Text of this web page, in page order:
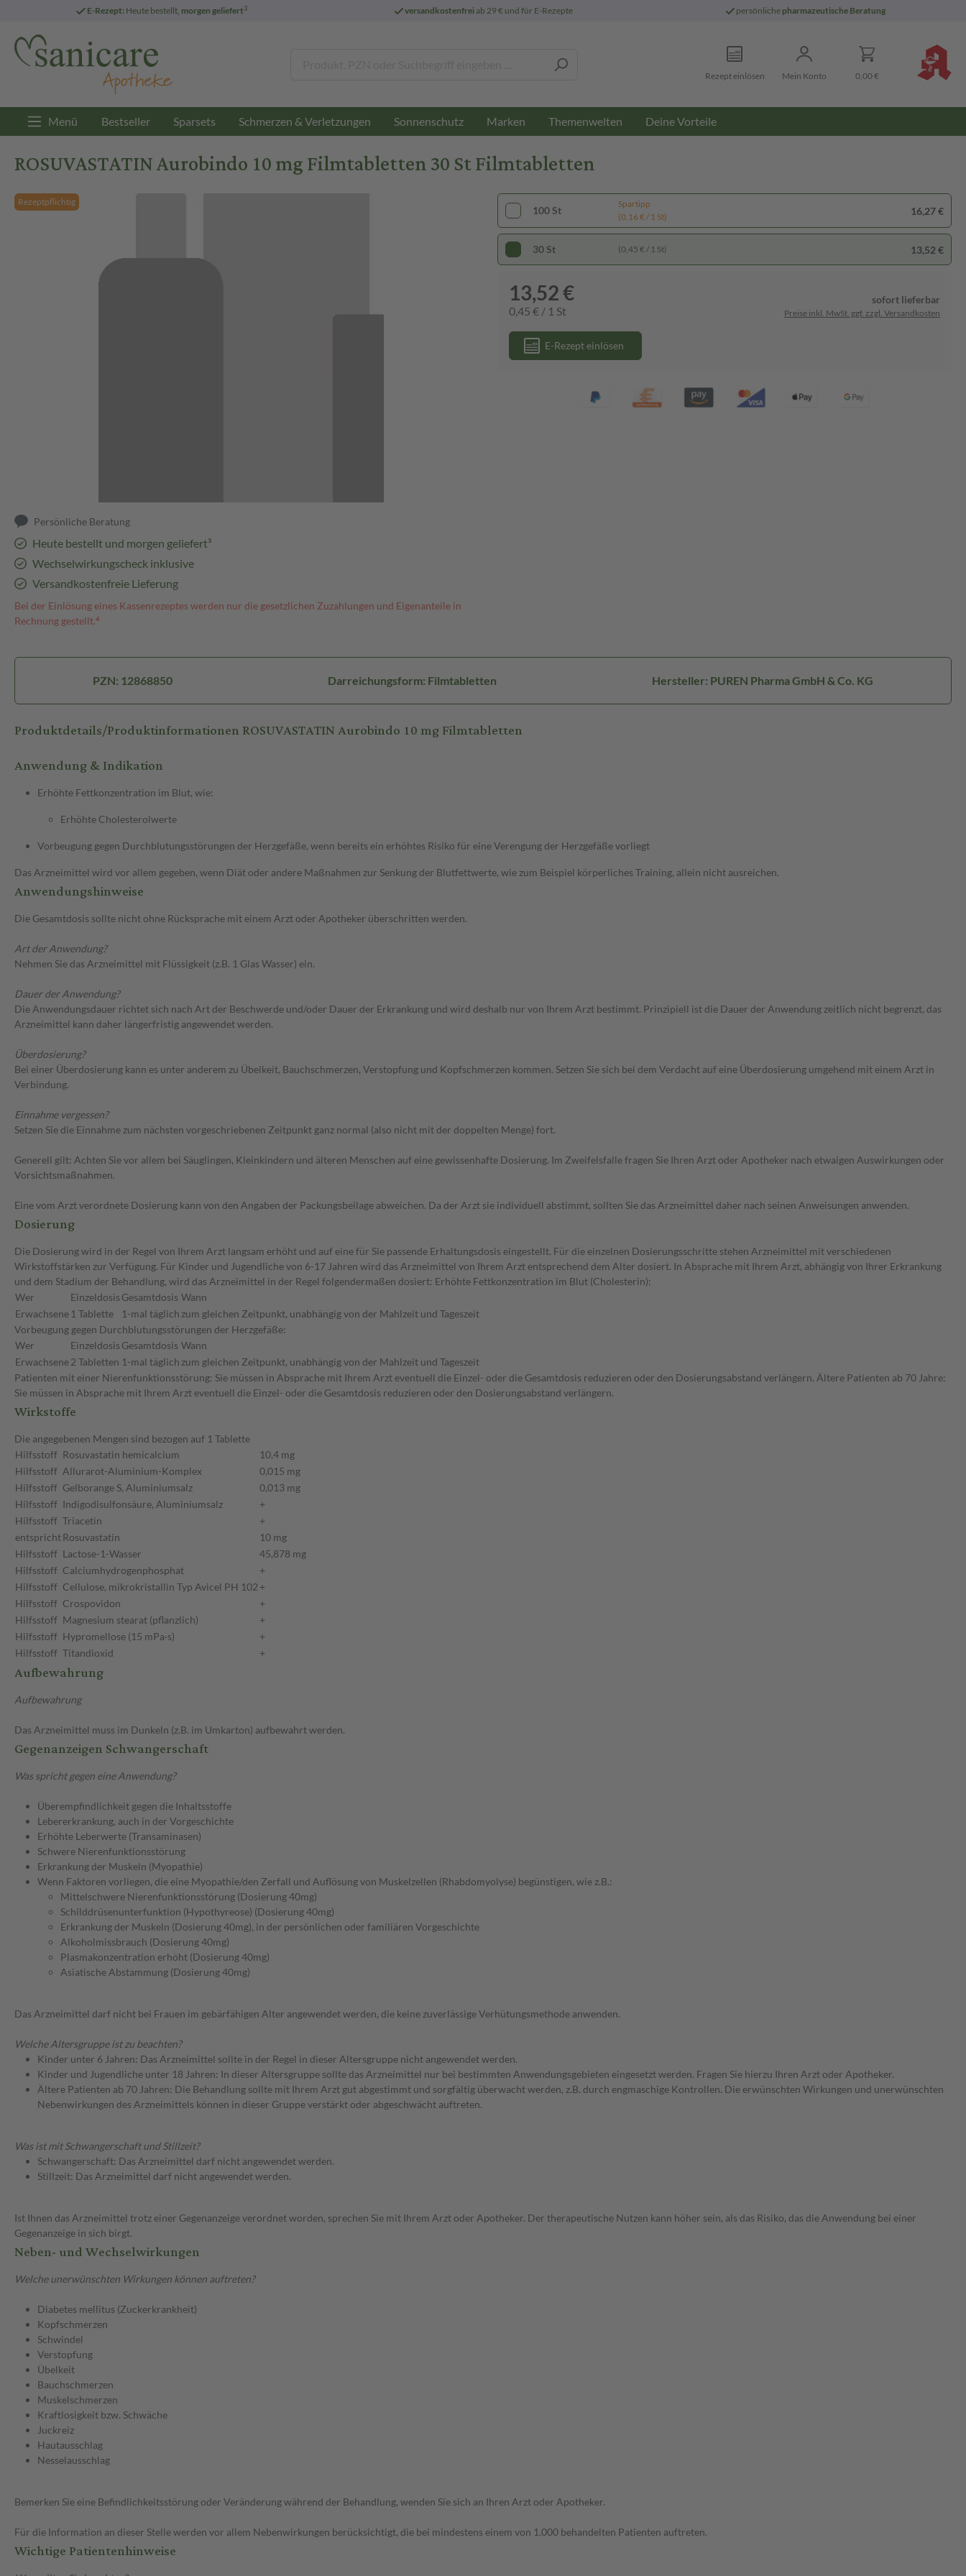
E-Rezept: Heute bestellt, morgen geliefert3 versandkostenfreiab 29 € und für E-Rezepte persönliche pharmazeutische Beratung
Rezept einlösen Mein Konto 0,00 €
Menü Bestseller Sparsets Schmerzen & Verletzungen Sonnenschutz Marken Themenwelten Deine Vorteile
ROSUVASTATIN Aurobindo 10 mg Filmtabletten 30 St Filmtabletten
Rezeptpflichtig
Persönliche Beratung
Heute bestellt und morgen geliefert³
Wechselwirkungscheck inklusive
Versandkostenfreie Lieferung
Bei der Einlösung eines Kassenrezeptes werden nur die gesetzlichen Zuzahlungen und Eigenanteile in
Rechnung gestellt.⁴
100 St
Spartipp
(0,16 € / 1 St)
16,27 €
30 St (0,45 € / 1 St) 13,52 €
13,52 €
0,45 € / 1 St
sofort lieferbar
Preise inkl. MwSt. ggf. zzgl. Versandkosten
E-Rezept einlösen
PZN: 12868850 Darreichungsform: Filmtabletten Hersteller: PUREN Pharma GmbH & Co. KG
Produktdetails/Produktinformationen ROSUVASTATIN Aurobindo 10 mg Filmtabletten
Anwendung & Indikation
Erhöhte Fettkonzentration im Blut, wie:
Erhöhte Cholesterolwerte
Vorbeugung gegen Durchblutungsstörungen der Herzgefäße, wenn bereits ein erhöhtes Risiko für eine Verengung der Herzgefäße vorliegt
Das Arzneimittel wird vor allem gegeben, wenn Diät oder andere Maßnahmen zur Senkung der Blutfettwerte, wie zum Beispiel körperliches Training, allein nicht ausreichen.
Anwendungshinweise
Die Gesamtdosis sollte nicht ohne Rücksprache mit einem Arzt oder Apotheker überschritten werden.
Art der Anwendung?
Nehmen Sie das Arzneimittel mit Flüssigkeit (z.B. 1 Glas Wasser) ein.
Dauer der Anwendung?
Die Anwendungsdauer richtet sich nach Art der Beschwerde und/oder Dauer der Erkrankung und wird deshalb nur von Ihrem Arzt bestimmt. Prinzipiell ist die Dauer der Anwendung zeitlich nicht begrenzt, das
Arzneimittel kann daher längerfristig angewendet werden.
Überdosierung?
Bei einer Überdosierung kann es unter anderem zu Übelkeit, Bauchschmerzen, Verstopfung und Kopfschmerzen kommen. Setzen Sie sich bei dem Verdacht auf eine Überdosierung umgehend mit einem Arzt in
Verbindung.
Einnahme vergessen?
Setzen Sie die Einnahme zum nächsten vorgeschriebenen Zeitpunkt ganz normal (also nicht mit der doppelten Menge) fort.
Generell gilt: Achten Sie vor allem bei Säuglingen, Kleinkindern und älteren Menschen auf eine gewissenhafte Dosierung. Im Zweifelsfalle fragen Sie Ihren Arzt oder Apotheker nach etwaigen Auswirkungen oder
Vorsichtsmaßnahmen.
Eine vom Arzt verordnete Dosierung kann von den Angaben der Packungsbeilage abweichen. Da der Arzt sie individuell abstimmt, sollten Sie das Arzneimittel daher nach seinen Anweisungen anwenden.
Dosierung
Die Dosierung wird in der Regel von Ihrem Arzt langsam erhöht und auf eine für Sie passende Erhaltungsdosis eingestellt. Für die einzelnen Dosierungsschritte stehen Arzneimittel mit verschiedenen
Wirkstoffstärken zur Verfügung. Für Kinder und Jugendliche von 6-17 Jahren wird das Arzneimittel von Ihrem Arzt entsprechend dem Alter dosiert. In Absprache mit Ihrem Arzt, abhängig von Ihrer Erkrankung
und dem Stadium der Behandlung, wird das Arzneimittel in der Regel folgendermaßen dosiert: Erhöhte Fettkonzentration im Blut (Cholesterin):
Wer
Einzeldosis Gesamtdosis Wann
Erwachsene 1 Tablette 1-mal täglich zum gleichen Zeitpunkt, unabhängig von der Mahlzeit und Tageszeit
Vorbeugung gegen Durchblutungsstörungen der Herzgefäße:
Wer
Einzeldosis Gesamtdosis Wann
Erwachsene2 Tabletten 1-mal täglich zum gleichen Zeitpunkt, unabhängig von der Mahlzeit und Tageszeit
Patienten mit einer Nierenfunktionsstörung: Sie müssen in Absprache mit Ihrem Arzt eventuell die Einzel- oder die Gesamtdosis reduzieren oder den Dosierungsabstand verlängern. Ältere Patienten ab 70 Jahre:
Sie müssen in Absprache mit Ihrem Arzt eventuell die Einzel- oder die Gesamtdosis reduzieren oder den Dosierungsabstand verlängern.
Wirkstoffe
Die angegebenen Mengen sind bezogen auf 1 Tablette
Hilfsstoff Rosuvastatin hemicalcium
10,4 mg
Hilfsstoff Allurarot-Aluminium-Komplex
0,015 mg
Hilfsstoff Gelborange S, Aluminiumsalz
0,013 mg
Hilfsstoff Indigodisulfonsäure, Aluminiumsalz
+
Hilfsstoff Triacetin
+
entsprichtRosuvastatin
10 mg
Hilfsstoff Lactose-1-Wasser
45,878 mg
Hilfsstoff Calciumhydrogenphosphat
+
Hilfsstoff Cellulose, mikrokristallin Typ Avicel PH 102 +
Hilfsstoff Crospovidon
+
Hilfsstoff Magnesium stearat (pflanzlich)
+
Hilfsstoff Hypromellose (15 mPa·s)
+
Hilfsstoff Titandioxid +
Aufbewahrung
Aufbewahrung
Das Arzneimittel muss im Dunkeln (z.B. im Umkarton) aufbewahrt werden.
Gegenanzeigen Schwangerschaft
Was spricht gegen eine Anwendung?
Überempfindlichkeit gegen die Inhaltsstoffe
Lebererkrankung, auch in der Vorgeschichte
Erhöhte Leberwerte (Transaminasen)
Schwere Nierenfunktionsstörung
Erkrankung der Muskeln (Myopathie)
Wenn Faktoren vorliegen, die eine Myopathie/den Zerfall und Auflösung von Muskelzellen (Rhabdomyolyse) begünstigen, wie z.B.:
Mittelschwere Nierenfunktionsstörung (Dosierung 40mg)
Schilddrüsenunterfunktion (Hypothyreose) (Dosierung 40mg)
Erkrankung der Muskeln (Dosierung 40mg), in der persönlichen oder familiären Vorgeschichte
Alkoholmissbrauch (Dosierung 40mg)
Plasmakonzentration erhöht (Dosierung 40mg)
Asiatische Abstammung (Dosierung 40mg)
Das Arzneimittel darf nicht bei Frauen im gebärfähigen Alter angewendet werden, die keine zuverlässige Verhütungsmethode anwenden.
Welche Altersgruppe ist zu beachten?
Kinder unter 6 Jahren: Das Arzneimittel sollte in der Regel in dieser Altersgruppe nicht angewendet werden.
Kinder und Jugendliche unter 18 Jahren: In dieser Altersgruppe sollte das Arzneimittel nur bei bestimmten Anwendungsgebieten eingesetzt werden. Fragen Sie hierzu Ihren Arzt oder Apotheker.
Ältere Patienten ab 70 Jahren: Die Behandlung sollte mit Ihrem Arzt gut abgestimmt und sorgfältig überwacht werden, z.B. durch engmaschige Kontrollen. Die erwünschten Wirkungen und unerwünschten
Nebenwirkungen des Arzneimittels können in dieser Gruppe verstärkt oder abgeschwächt auftreten.
Was ist mit Schwangerschaft und Stillzeit?
Schwangerschaft: Das Arzneimittel darf nicht angewendet werden.
Stillzeit: Das Arzneimittel darf nicht angewendet werden.
Ist Ihnen das Arzneimittel trotz einer Gegenanzeige verordnet worden, sprechen Sie mit Ihrem Arzt oder Apotheker. Der therapeutische Nutzen kann höher sein, als das Risiko, das die Anwendung bei einer
Gegenanzeige in sich birgt.
Neben- und Wechselwirkungen
Welche unerwünschten Wirkungen können auftreten?
Diabetes mellitus (Zuckerkrankheit)
Kopfschmerzen
Schwindel
Verstopfung
Übelkeit
Bauchschmerzen
Muskelschmerzen
Kraftlosigkeit bzw. Schwäche
Juckreiz
Hautausschlag
Nesselausschlag
Bemerken Sie eine Befindlichkeitsstörung oder Veränderung während der Behandlung, wenden Sie sich an Ihren Arzt oder Apotheker.
Für die Information an dieser Stelle werden vor allem Nebenwirkungen berücksichtigt, die bei mindestens einem von 1.000 behandelten Patienten auftreten.
Wichtige Patientenhinweise